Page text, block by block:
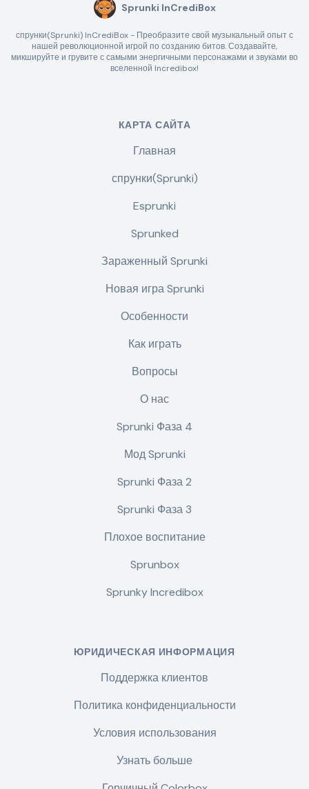
Sprunki InCrediBox
спрунки(Sprunki) InCrediBox - Преобразите свой музыкальный опыт с
нашей революционной игрой по созданию битов. Создавайте,
микшируйте и грувите с самыми энергичными персонажами и звуками во
вселенной Incredibox!
КАРТА САЙТА
Главная
спрунки(Sprunki)
Esprunki
Sprunked
Зараженный Sprunki
Новая игра Sprunki
Особенности
Как играть
Вопросы
О нас
Sprunki Фаза 4
Мод Sprunki
Sprunki Фаза 2
Sprunki Фаза 3
Плохое воспитание
Sprunbox
Sprunky Incredibox
ЮРИДИЧЕСКАЯ ИНФОРМАЦИЯ
Поддержка клиентов
Политика конфиденциальности
Условия использования
Узнать больше